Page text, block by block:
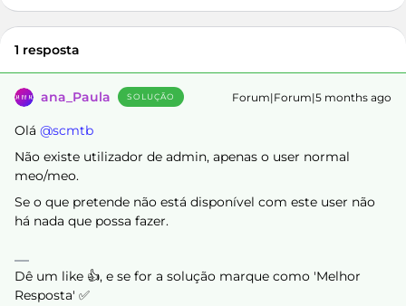
1 resposta
ana_Paula SOLUÇÃO Forum|Forum|5 months ago
Olá ​ @scmtb
Não existe utilizador de admin, apenas o user normal
meo/meo.
Se o que pretende não está disponível com este user não
há nada que possa fazer.
Dê um like 👍, e se for a solução marque como 'Melhor
Resposta' ✅